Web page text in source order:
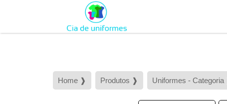
Home ❱ Produtos ❱ Uniformes - Categoria